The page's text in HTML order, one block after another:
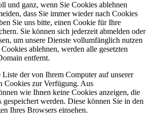
und ganz, wenn Sie Cookies ablehnen
dass Sie immer wieder nach Cookies
Sie uns bitte, einen Cookie für Ihre
Sie können sich jederzeit abmelden oder
um unsere Dienste vollumfänglich nutzen
ablehnen, werden alle gesetzten
entfernt.
der von Ihrem Computer auf unserer
Cookies zur Verfügung. Aus
wie Ihnen keine Cookies anzeigen, die
gespeichert werden. Diese können Sie in den
Ihres Browsers einsehen.